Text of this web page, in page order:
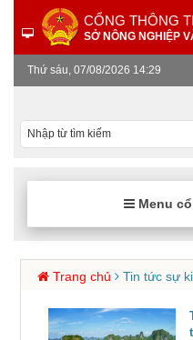
CỔNG THÔNG
SỞ NÔNG NGHIỆP
Thứ sáu, 07/08/2026 14:29
Menu
Trang chủ Tin tức sự